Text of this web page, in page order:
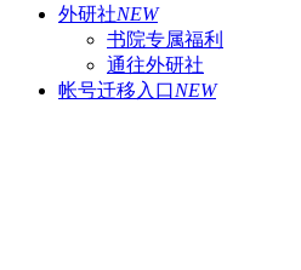
外研社NEW
书院专属福利
通往外研社
帐号迁移入口NEW